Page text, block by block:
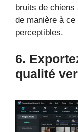
bruits de chiens
de manière à ce
perceptibles.
6.
qualité